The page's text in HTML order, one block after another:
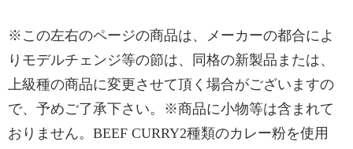
※この左右のページの商品は、メーカーの都合によ
りモデルチェンジ等の節は、同格の新製品または、
上級種の商品に変更させて頂く場合がございますの
で、予めご了承下さい。※商品に小物等は含まれて
おりません。BEEF CURRY2種類のカレー粉を使用